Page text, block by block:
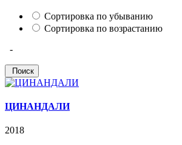
Сортировка по убыванию
Сортировка по возрастанию
-
ЦИНАНДАЛИ
2018